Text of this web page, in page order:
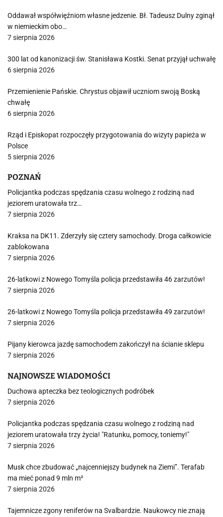
Oddawał współwięźniom własne jedzenie. Bł. Tadeusz Dulny zginął
w niemieckim obo…
7 sierpnia 2026
300 lat od kanonizacji św. Stanisława Kostki. Senat przyjął uchwałę
6 sierpnia 2026
Przemienienie Pańskie. Chrystus objawił uczniom swoją Boską
chwałę
6 sierpnia 2026
Rząd i Episkopat rozpoczęły przygotowania do wizyty papieża w
Polsce
5 sierpnia 2026
POZNAŃ
Policjantka podczas spędzania czasu wolnego z rodziną nad
jeziorem uratowała trz…
7 sierpnia 2026
Kraksa na DK11. Zderzyły się cztery samochody. Droga całkowicie
zablokowana
7 sierpnia 2026
26-latkowi z Nowego Tomyśla policja przedstawiła 46 zarzutów!
7 sierpnia 2026
26-latkowi z Nowego Tomyśla policja przedstawiła 49 zarzutów!
7 sierpnia 2026
Pijany kierowca jazdę samochodem zakończył na ścianie sklepu
7 sierpnia 2026
NAJNOWSZE WIADOMOŚCI
Duchowa apteczka bez teologicznych podróbek
7 sierpnia 2026
Policjantka podczas spędzania czasu wolnego z rodziną nad
jeziorem uratowała trzy życia! "Ratunku, pomocy, toniemy!"
7 sierpnia 2026
Musk chce zbudować „najcenniejszy budynek na Ziemi”. Terafab
ma mieć ponad 9 mln m²
7 sierpnia 2026
Tajemnicze zgony reniferów na Svalbardzie. Naukowcy nie znają